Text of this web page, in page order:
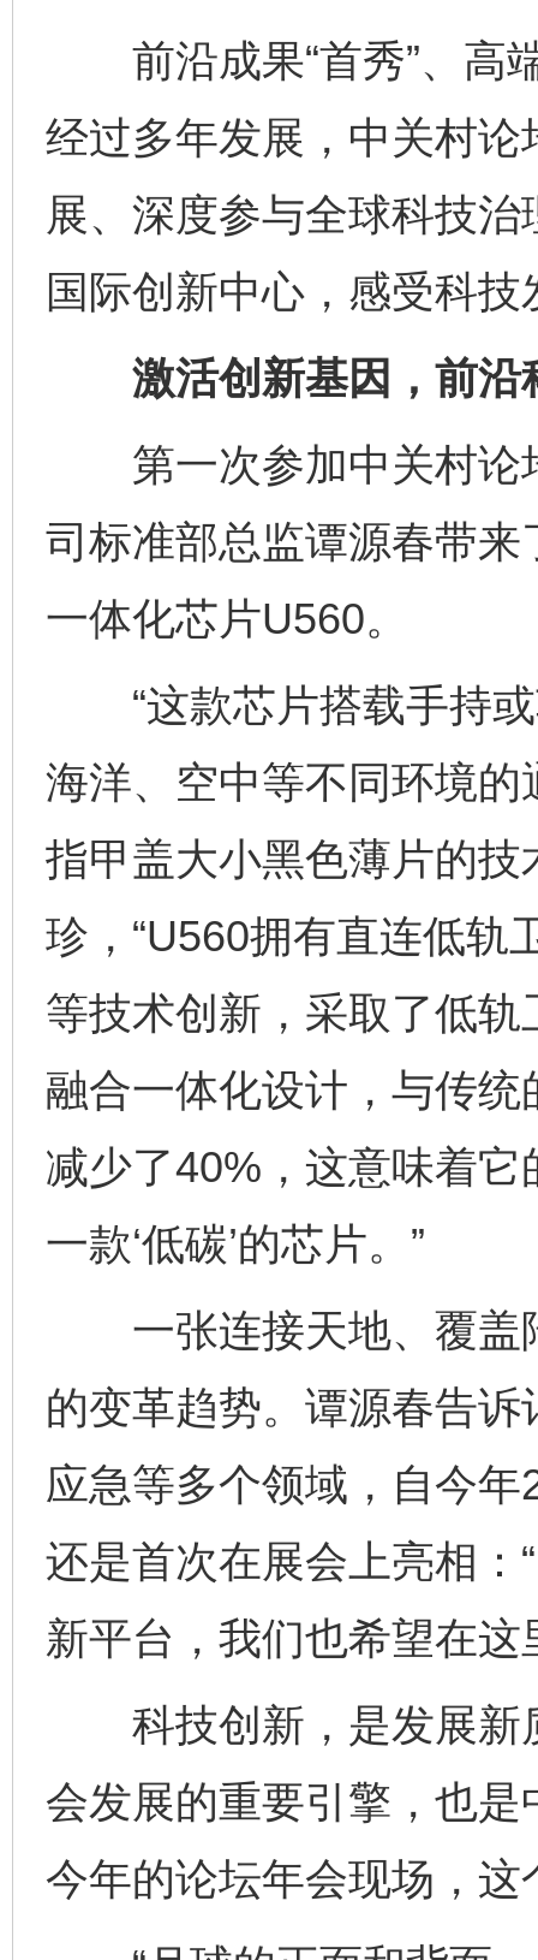
前沿成果“首秀”、高
经过多年发展，中关村
展、深度参与全球科技
国际创新中心，感受科
激活创新基因，前沿
第一次参加中关村论
司标准部总监谭源春带
一体化芯片U560。
“这款芯片搭载手持或
海洋、空中等不同环境的
指甲盖大小黑色薄片的
珍，“U560拥有直连低轨
等技术创新，采取了低
融合一体化设计，与传
减少了40%，这意味着
一款‘低碳’的芯片。”
一张连接天地、覆盖
的变革趋势。谭源春告
应急等多个领域，自今
还是首次在展会上亮相：
新平台，我们也希望在
科技创新，是发展新
会发展的重要引擎，也
今年的论坛年会现场，